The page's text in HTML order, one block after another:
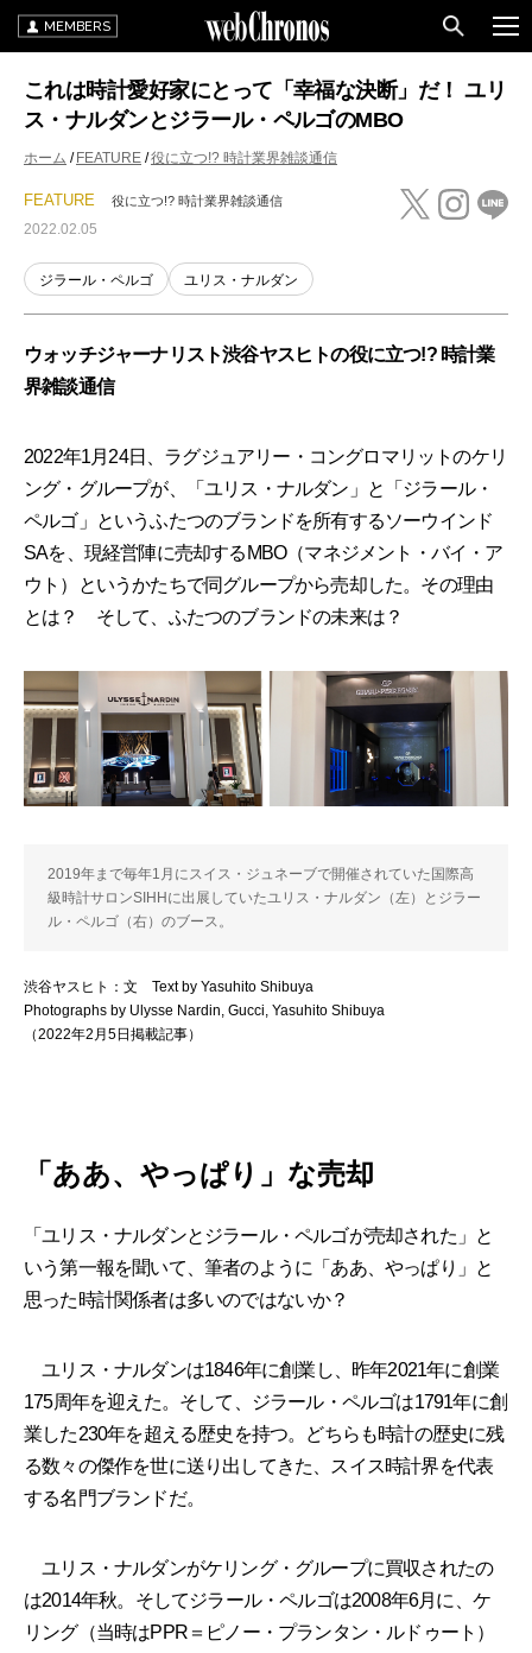
MEMBERS
これは時計愛好家にとって「幸福な決断」だ！ ユリ
ス・ナルダンとジラール・ペルゴのMBO
ホーム FEATURE 役に立つ!? 時計業界雑談通信
FEATURE 役に立つ!? 時計業界雑談通信
2022.02.05
ジラール・ペルゴ ユリス・ナルダン
ウォッチジャーナリスト渋谷ヤスヒトの役に立つ!? 時計業
界雑談通信
2022年1月24日、ラグジュアリー・コングロマリットのケリ
ング・グループが、「ユリス・ナルダン」と「ジラール・
ペルゴ」というふたつのブランドを所有するソーウインド
SAを、現経営陣に売却するMBO（マネジメント・バイ・ア
ウト）というかたちで同グループから売却した。その理由
とは？ そして、ふたつのブランドの未来は？
2019年まで毎年1月にスイス・ジュネーブで開催されていた国際高
級時計サロンSIHHに出展していたユリス・ナルダン（左）とジラー
ル・ペルゴ（右）のブース。
渋谷ヤスヒト：文 Text by Yasuhito Shibuya
Photographs by Ulysse Nardin, Gucci, Yasuhito Shibuya
（2022年2月5日掲載記事）
「ああ、やっぱり」な売却
「ユリス・ナルダンとジラール・ペルゴが売却された」と
いう第一報を聞いて、筆者のように「ああ、やっぱり」と
思った時計関係者は多いのではないか？
ユリス・ナルダンは1846年に創業し、昨年2021年に創業
175周年を迎えた。そして、ジラール・ペルゴは1791年に創
業した230年を超える歴史を持つ。どちらも時計の歴史に残
る数々の傑作を世に送り出してきた、スイス時計界を代表
する名門ブランドだ。
ユリス・ナルダンがケリング・グループに買収されたの
は2014年秋。そしてジラール・ペルゴは2008年6月に、ケ
リング（当時はPPR＝ピノー・プランタン・ルドゥート）